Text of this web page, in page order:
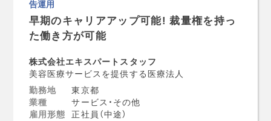
告運用
早期のキャリアアップ可能! 裁量権を持っ
た働き方が可能
株式会社エキスパートスタッフ
美容医療サービスを提供する医療法人
勤務地
東京都
業種
サービス・その他
雇用形態 正社員（中途）